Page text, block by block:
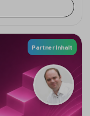
Partner Inhalt